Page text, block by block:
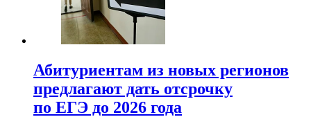
Абитуриентам из новых регионов
предлагают дать отсрочку
по ЕГЭ до 2026 года